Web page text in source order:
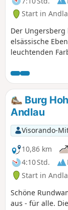
Start in
Der
elsässische
leuchtenden
Burg
Andlau
Visorando-
10,86 km
4:10 Std.
Start in
Schöne
aus - für alle.